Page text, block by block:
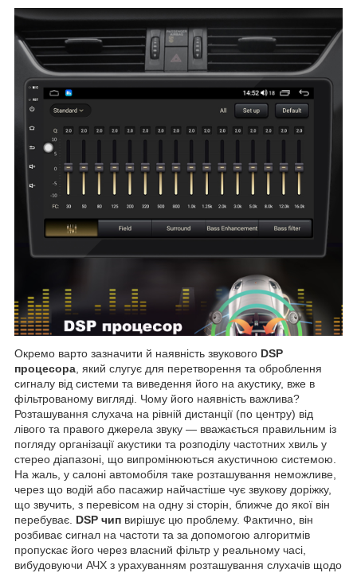
Окремо варто зазначити й наявність звукового DSP
процесора , який слугує для перетворення та оброблення
сигналу від системи та виведення його на акустику, вже в
фільтрованому вигляді. Чому його наявність важлива?
Розташування слухача на рівній дистанції (по центру) від
лівого та правого джерела звуку — вважається правильним із
погляду організації акустики та розподілу частотних хвиль у
стерео діапазоні, що випромінюються акустичною системою.
На жаль, у салоні автомобіля таке розташування неможливе,
через що водій або пасажир найчастіше чує звукову доріжку,
що звучить, з перевісом на одну зі сторін, ближче до якої він
перебуває. DSP чип вирішує цю проблему. Фактично, він
розбиває сигнал на частоти та за допомогою алгоритмів
пропускає його через власний фільтр у реальному часі,
вибудовуючи АЧХ з урахуванням розташування слухачів щодо